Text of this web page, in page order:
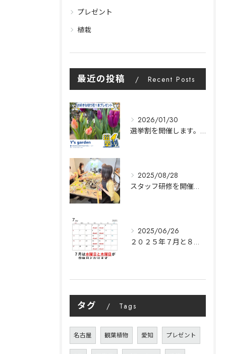
プレゼント
植栽
最近の投稿 Recent Posts
2026/01/30
選挙割を開催します。|Y's garden
2025/08/28
スタッフ研修を開催します。｜名古屋市中村区Y's garden
2025/06/26
２０２５年７月と８月の営業日のご案内｜Y’s garden
タグ Tags
名古屋 観葉植物 愛知 プレゼント